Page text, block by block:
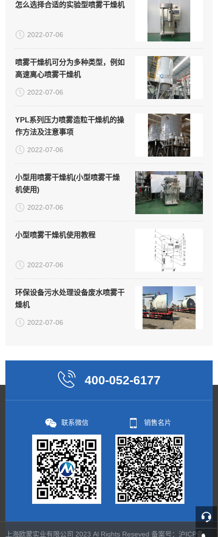
怎么选择合适的实验型喷雾干燥机
2022-07-06
喷雾干燥机可分为多种类型，例如
高速离心喷雾干燥机
2022-07-06
YPL系列压力喷雾造粒干燥机的操
作方法及注意事项
2022-07-06
小型用喷雾干燥机(小型喷雾干燥
机使用)
2022-07-06
小型喷雾干燥机使用教程
2022-07-06
环保设备污水处理设备废水喷雾干
燥机
2022-07-06
400-052-6177
联系微信 销售名片
上海欧蒙实业有限公司 2023 Al Rights Reseved 备案号： 沪ICP备